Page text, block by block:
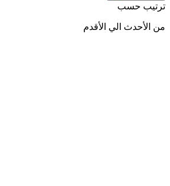
ترتيب حسب
من الأحدث الي الأقدم